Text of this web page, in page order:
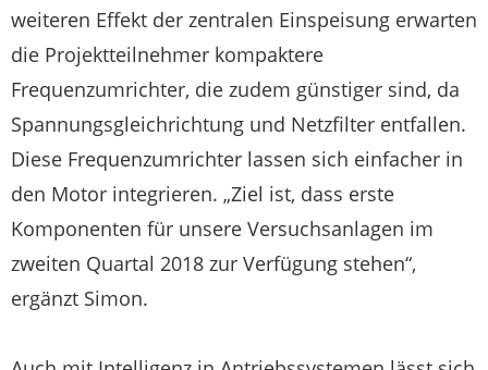
weiteren Effekt der zentralen Einspeisung erwarten
die Projektteilnehmer kompaktere
Frequenzumrichter, die zudem günstiger sind, da
Spannungsgleichrichtung und Netzfilter entfallen.
Diese Frequenzumrichter lassen sich einfacher in
den Motor integrieren. „Ziel ist, dass erste
Komponenten für unsere Versuchsanlagen im
zweiten Quartal 2018 zur Verfügung stehen“,
ergänzt Simon.